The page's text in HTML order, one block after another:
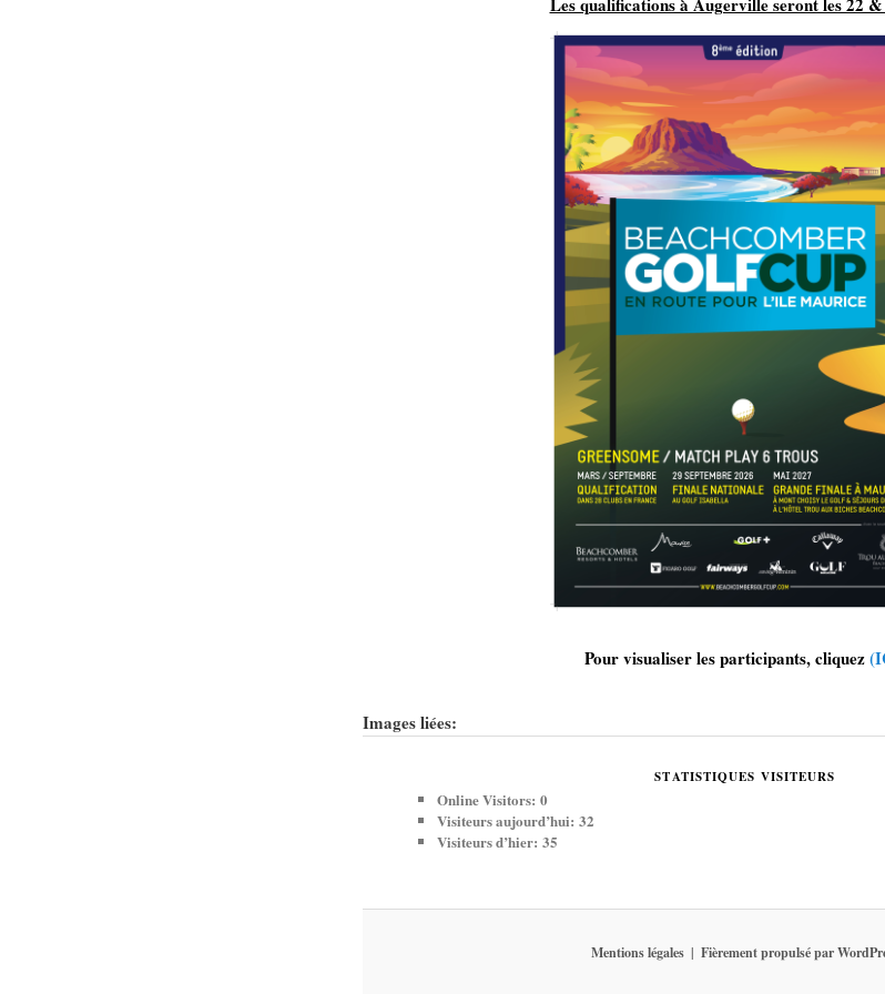
Les qualifications à Augerville seront les 22
Pour visualiser les participants, cliquez
Images liées:
STATISTIQUES VISITEURS
Online Visitors:0
Visiteurs aujourd’hui:32
Visiteurs d’hier:35
Mentions légales Fièrement propulsé par